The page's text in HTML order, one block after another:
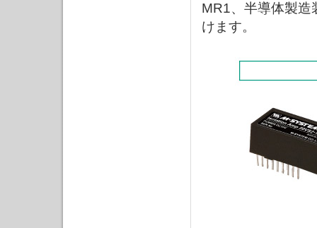
MR1、半導体製造
けます。